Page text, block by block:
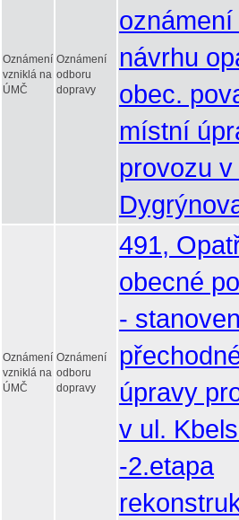
Oznámení
vzniklá na
ÚMČ
Oznámení
odboru
dopravy
oznámení
návrhu
obec.
místní
provozu v
Oznámení
vzniklá na
ÚMČ
Oznámení
odboru
dopravy
491,
obecné
-
úpravy
v ul.
-2.etapa